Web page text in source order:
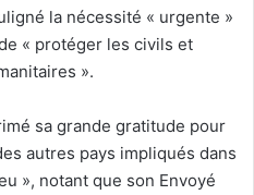
la nécessité « urgente »
« protéger les civils et
».
sa grande gratitude pour
autres pays impliqués dans
», notant que son Envoyé